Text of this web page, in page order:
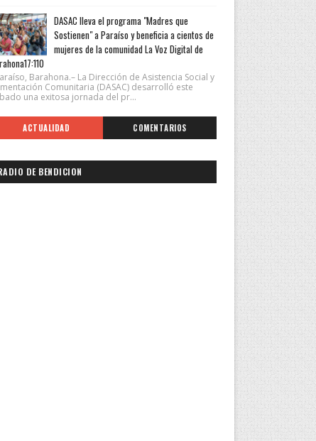
DASAC lleva el programa "Madres que
Sostienen" a Paraíso y beneficia a cientos de
mujeres de la comunidad La Voz Digital de
Barahona.– La Dirección de Asistencia Social y
Comunitaria (DASAC) desarrolló este
una exitosa jornada del pr...
ACTUALIDAD COMENTARIOS
DE BENDICION